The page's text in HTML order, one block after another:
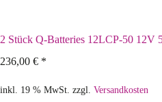
2 Stück Q-Batteries 12LCP-50 12V
236,00 € *
inkl. 19 % MwSt. zzgl. Versandkosten